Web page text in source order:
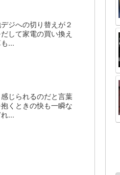
ジへの切り替えが２
して家電の買い換え
...
じられるのだと言葉
くときの快も一瞬な
...